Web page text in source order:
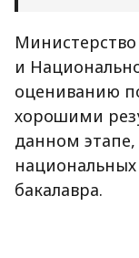
и
оцениванию
хорошими
данном
национальных
бакалавра.